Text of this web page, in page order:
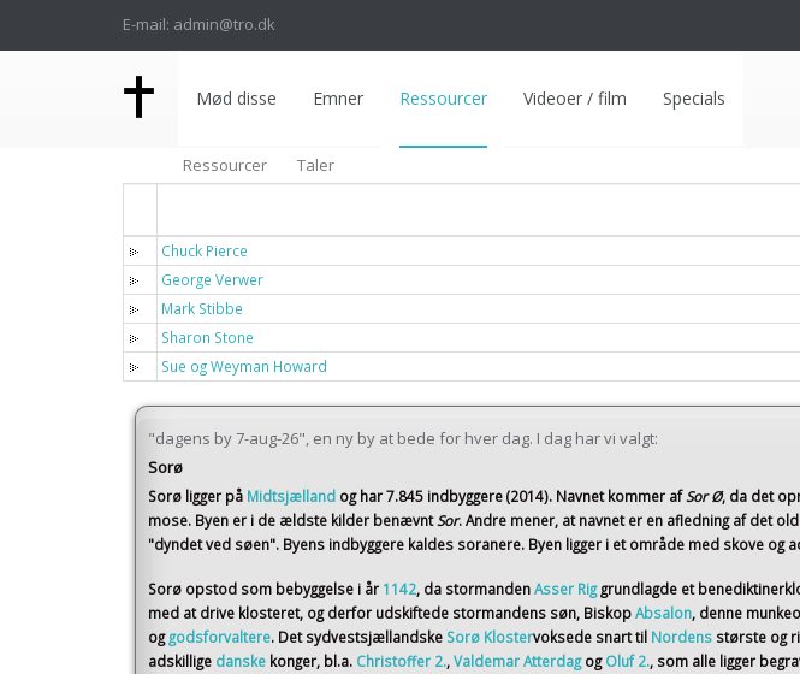
E-mail: admin@tro.dk
Mød disse Emner Ressourcer Videoer / film Specials
Ressourcer Taler
Chuck Pierce
George Verwer
Mark Stibbe
Sharon Stone
Sue og Weyman Howard
"dagens by 7-aug-26", en ny by at bede for hver dag. I dag har vi valgt:
Sorø
Sorø ligger på Midtsjælland og har 7.845 indbyggere (2014). Navnet kommer af Sor Ø, da det
mose. Byen er i de ældste kilder benævnt Sor. Andre mener, at navnet er en afledning af det
"dyndet ved søen". Byens indbyggere kaldes soranere. Byen ligger i et område med skove og
Sorø opstod som bebyggelse i år 1142, da stormandenAsser Rig grundlagde et
med at drive klosteret, og derfor udskiftede stormandens søn, BiskopAbsalon, denne
og godsforvaltere. Det sydvestsjællandske Sorø Klostervoksede snart til Nordens største og
adskillige danske konger, bl.a. Christoffer 2.,Valdemar Atterdag og Oluf 2., som alle ligger